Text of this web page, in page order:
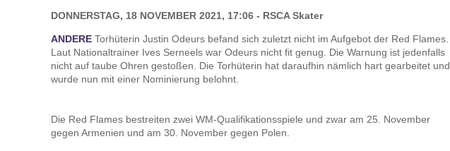
DONNERSTAG, 18 NOVEMBER 2021, 17:06 - RSCA Skater
ANDERE Torhüterin Justin Odeurs befand sich zuletzt nicht im Aufgebot der Red Flames.
Laut Nationaltrainer Ives Serneels war Odeurs nicht fit genug. Die Warnung ist jedenfalls
nicht auf taube Ohren gestoßen. Die Torhüterin hat daraufhin nämlich hart gearbeitet und
wurde nun mit einer Nominierung belohnt.
Die Red Flames bestreiten zwei WM-Qualifikationsspiele und zwar am 25. November
gegen Armenien und am 30. November gegen Polen.